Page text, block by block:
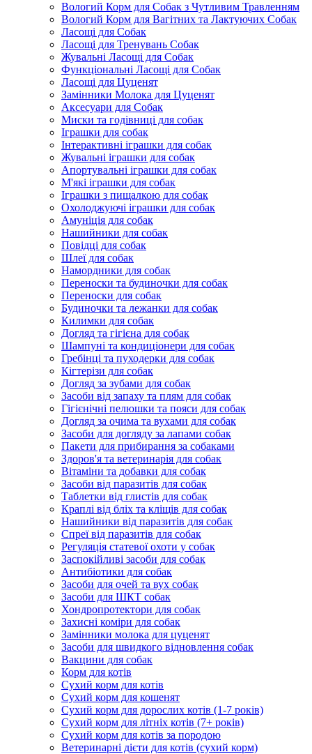
Вологий Корм для Собак з Чутливим Травленням
Вологий Корм для Вагітних та Лактуючих Собак
Ласощі для Собак
Ласощі для Тренувань Собак
Жувальні Ласощі для Собак
Функціональні Ласощі для Собак
Ласощі для Цуценят
Замінники Молока для Цуценят
Аксесуари для Собак
Миски та годівниці для собак
Іграшки для собак
Інтерактивні іграшки для собак
Жувальні іграшки для собак
Апортувальні іграшки для собак
М'які іграшки для собак
Іграшки з пищалкою для собак
Охолоджуючі іграшки для собак
Амуніція для собак
Нашийники для собак
Повідці для собак
Шлеї для собак
Намордники для собак
Переноски та будиночки для собак
Переноски для собак
Будиночки та лежанки для собак
Килимки для собак
Догляд та гігієна для собак
Шампуні та кондиціонери для собак
Гребінці та пуходерки для собак
Кігтерізи для собак
Догляд за зубами для собак
Засоби від запаху та плям для собак
Гігієнічні пелюшки та пояси для собак
Догляд за очима та вухами для собак
Засоби для догляду за лапами собак
Пакети для прибирання за собаками
Здоров'я та ветеринарія для собак
Вітаміни та добавки для собак
Засоби від паразитів для собак
Таблетки від глистів для собак
Краплі від бліх та кліщів для собак
Нашийники від паразитів для собак
Спреї від паразитів для собак
Регуляція статевої охоти у собак
Заспокійливі засоби для собак
Антибіотики для собак
Засоби для очей та вух собак
Засоби для ШКТ собак
Хондропротектори для собак
Захисні коміри для собак
Замінники молока для цуценят
Засоби для швидкого відновлення собак
Вакцини для собак
Корм для котів
Сухий корм для котів
Сухий корм для кошенят
Сухий корм для дорослих котів (1-7 років)
Сухий корм для літніх котів (7+ років)
Сухий корм для котів за породою
Ветеринарні дієти для котів (сухий корм)